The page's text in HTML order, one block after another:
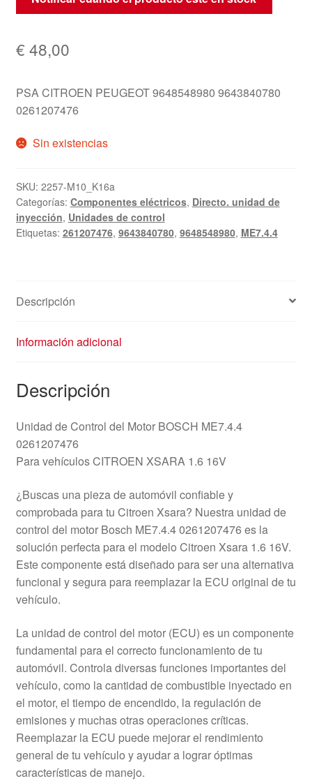
€ 48,00
PSA CITROEN PEUGEOT 9648548980 9643840780
0261207476
Sin existencias
SKU: 2257-M10_K16a
Categorías: Componentes eléctricos, Directo. unidad de
inyección, Unidades de control
Etiquetas: 261207476, 9643840780, 9648548980, ME7.4.4
Descripción
Información adicional
Descripción
Unidad de Control del Motor BOSCH ME7.4.4
0261207476
Para vehículos CITROEN XSARA 1.6 16V
¿Buscas una pieza de automóvil confiable y
comprobada para tu Citroen Xsara? Nuestra unidad de
control del motor Bosch ME7.4.4 0261207476 es la
solución perfecta para el modelo Citroen Xsara 1.6 16V.
Este componente está diseñado para ser una alternativa
funcional y segura para reemplazar la ECU original de tu
vehículo.
La unidad de control del motor (ECU) es un componente
fundamental para el correcto funcionamiento de tu
automóvil. Controla diversas funciones importantes del
vehículo, como la cantidad de combustible inyectado en
el motor, el tiempo de encendido, la regulación de
emisiones y muchas otras operaciones críticas.
Reemplazar la ECU puede mejorar el rendimiento
general de tu vehículo y ayudar a lograr óptimas
características de manejo.